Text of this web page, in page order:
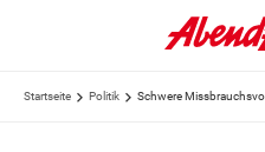
Startseite Politik Schwere